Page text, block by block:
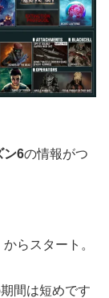
ン6の情報がつ
からスタート。
間は短めです